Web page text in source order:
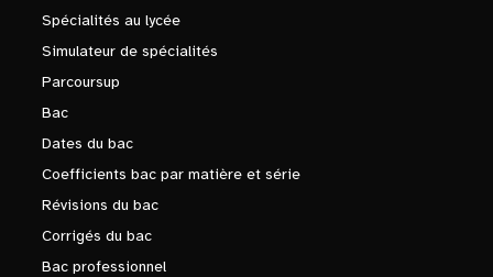
Spécialités au lycée
Simulateur de spécialités
Parcoursup
Bac
Dates du bac
Coefficients bac par matière et série
Révisions du bac
Corrigés du bac
Bac professionnel